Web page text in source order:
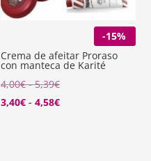
hasta
27,85€ -15%
Crema de afeitar Proraso
con manteca de Karité
4,00€ - 5,39€Rango
de
3,40€ - 4,58€Rango